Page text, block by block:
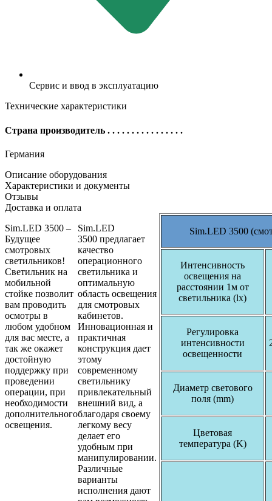
Сервис и ввод в эксплуатацию
Технические характеристики
Страна производитель . . . . . . . . . . . . . . . .
Германия
Описание оборудования
Характеристики и документы
Отзывы
Доставка и оплата
Sim.LED 3500 –
Будущее
смотровых
светильников!
Светильник на
мобильной
стойке позволит
вам проводить
осмотры в
любом удобном
для вас месте, а
так же окажет
достойную
поддержку при
проведении
операции, при
необходимости
дополнительного
освещения.
Sim.LED
3500 предлагает
качество
операционного
светильника и
оптимальную
область освещения
для смотровых
кабинетов.
Инновационная и
практичная
конструкция дает
этому
современному
светильнику
привлекательный
внешний вид, а
благодаря своему
легкому весу
делает его
удобным при
манипулировании.
Различные
варианты
исполнения дают
Sim.LED 3500
Интенсивность
освещения на
расстоянии 1м от
светильника (lx)
Регулировка
интенсивности
освещенности
Диаметр светового
поля (mm)
Цветовая
температура (K)